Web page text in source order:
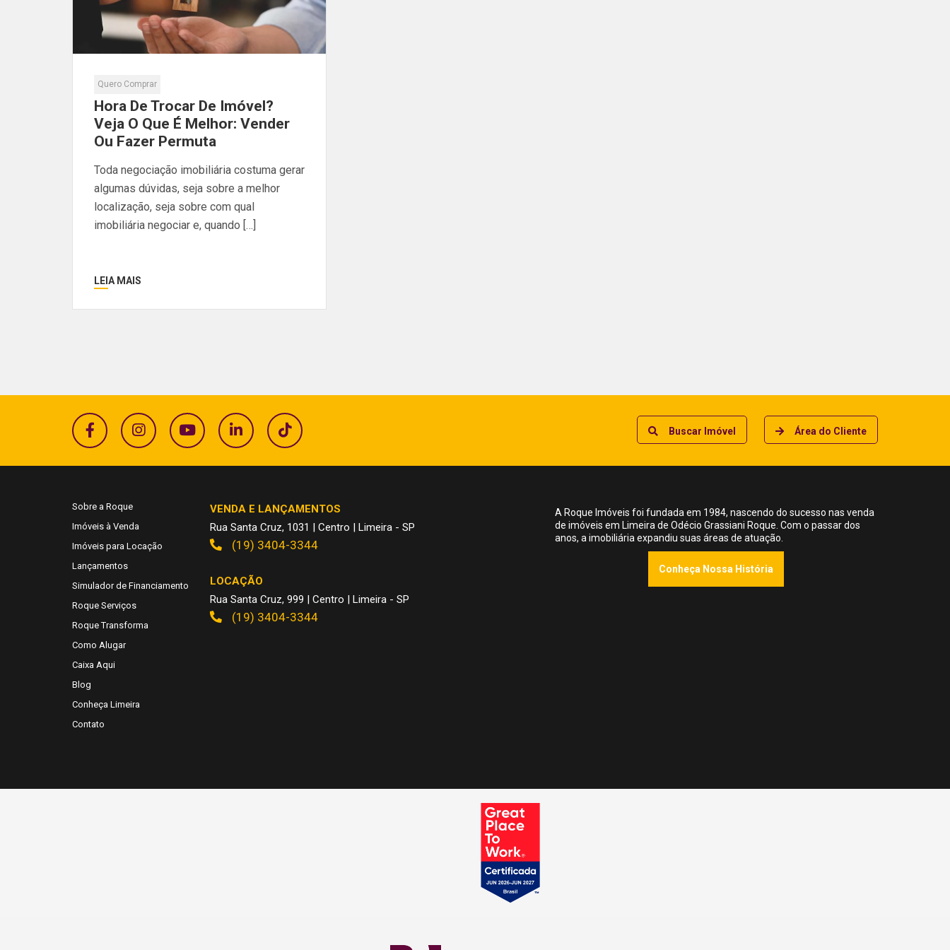
Quero Comprar
Hora De Trocar De Imóvel?
Veja O Que É Melhor: Vender
Ou Fazer Permuta
Toda negociação imobiliária costuma gerar
algumas dúvidas, seja sobre a melhor
localização, seja sobre com qual
imobiliária negociar e, quando […]
LEIA MAIS
Buscar Imóvel Área do Cliente
Sobre a Roque
Imóveis à Venda
Imóveis para Locação
Lançamentos
Simulador de Financiamento
Roque Serviços
Roque Transforma
Como Alugar
Caixa Aqui
Blog
Conheça Limeira
Contato
VENDA E LANÇAMENTOS
Rua Santa Cruz, 1031 | Centro | Limeira - SP
(19) 3404-3344
LOCAÇÃO
Rua Santa Cruz, 999 | Centro | Limeira - SP
(19) 3404-3344
A Roque Imóveis foi fundada em 1984, nascendo do sucesso nas venda
de imóveis em Limeira de Odécio Grassiani Roque. Com o passar dos
anos, a imobiliária expandiu suas áreas de atuação.
Conheça Nossa História